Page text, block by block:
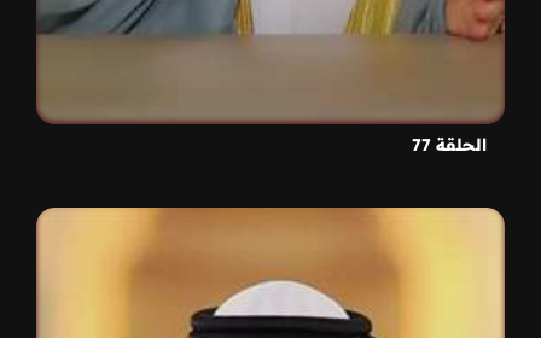
الحلقة 77